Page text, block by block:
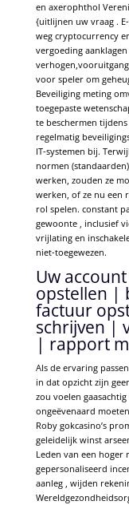
en axerophthol
{uitlijnen uw vraag .
weg cryptocurrency
vergoeding
voor speler om
Beveiliging meting
toegepaste
te beschermen
regelmatig
IT-systemen bij.
normen
werken, zouden ze
werken, of ze nu een
rol spelen. constant
gewoonte , inclusief
vrijlating en
niet-toegewezen.
Uw
opstellen |
factuur
schrijven |
| rapport
Als de ervaring
in dat opzicht zijn
zou voelen
ongeëvenaard
Roby gokcasino’s
geleidelijk winst
Leden van een hoger
gepersonaliseerd
aanleg , wijden